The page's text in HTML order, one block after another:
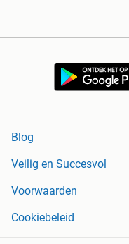
Blog
Veilig en Succesvol
Voorwaarden
Cookiebeleid